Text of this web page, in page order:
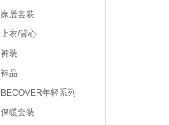
家居套装
上衣/背心
裤装
袜品
BECOVER年轻系列
保暖套装